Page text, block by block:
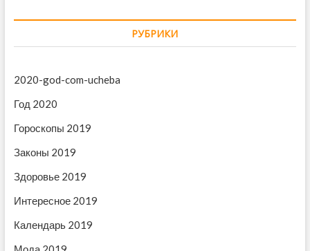
и
я
п
о
з
а
п
и
с
з
п
а
я
РУБРИКИ
2020-god-com-ucheba
Год 2020
Гороскопы 2019
Законы 2019
Здоровье 2019
Интересное 2019
Календарь 2019